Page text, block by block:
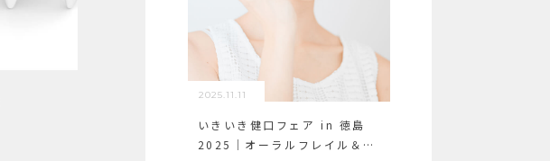
2025.11.11
いきいき健口フェア in 徳島
2025｜オーラルフレイル＆口